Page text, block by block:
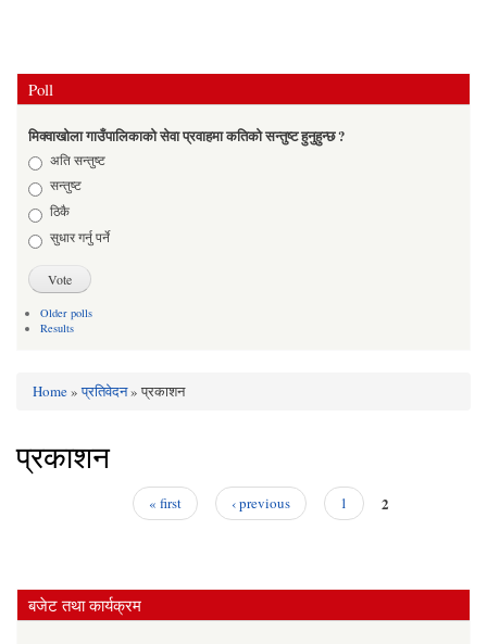
Poll
मिक्वाखोला गाउँपालिकाको सेवा प्रवाहमा कतिको सन्तुष्ट हुनुहुन्छ ?
Choicesअति सन्तुष्ट
सन्तुष्ट
ठिकै
सुधार गर्नु पर्ने
Older polls
Results
You are here
Home»प्रतिवेदन» प्रकाशन
प्रकाशन
« first ‹ previous 1 2
बजेट तथा कार्यक्रम